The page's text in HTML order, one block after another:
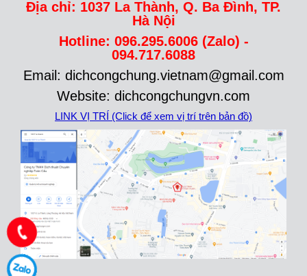
Địa chỉ: 1037 La Thành, Q. Ba Đình, TP.
Hà Nội
Hotline: 096.295.6006 (Zalo) -
094.717.6088
Email: dichcongchung.vietnam@gmail.com
Website: dichcongchungvn.com
LINK VỊ TRÍ (Click để xem vị trí trên bản đồ)